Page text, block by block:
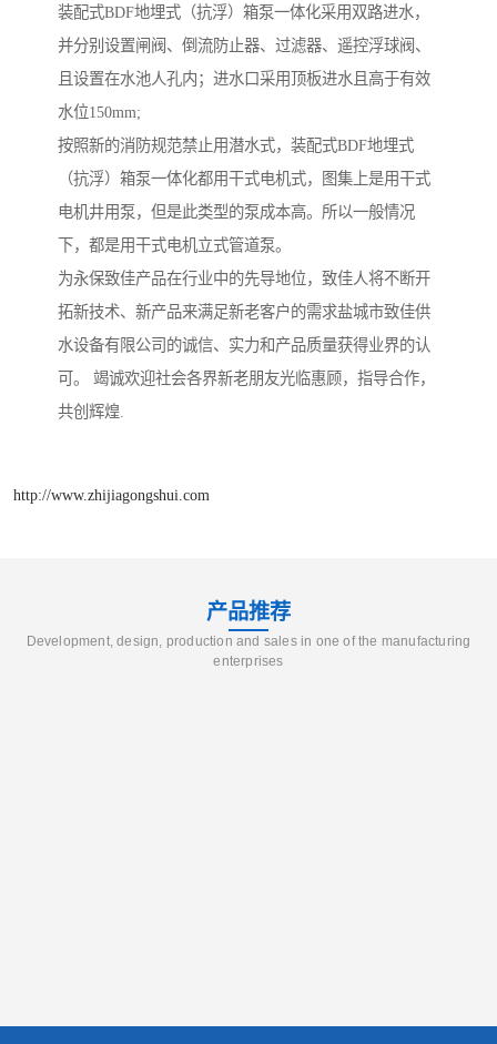
装配式BDF地埋式（抗浮）箱泵一体化采用双路进水，
并分别设置闸阀、倒流防止器、过滤器、遥控浮球阀、
且设置在水池人孔内；进水口采用顶板进水且高于有效
水位150mm;
按照新的消防规范禁止用潜水式，装配式BDF地埋式
（抗浮）箱泵一体化都用干式电机式，图集上是用干式
电机井用泵，但是此类型的泵成本高。所以一般情况
下，都是用干式电机立式管道泵。
为永保致佳产品在行业中的先导地位，致佳人将不断开
拓新技术、新产品来满足新老客户的需求盐城市致佳供
水设备有限公司的诚信、实力和产品质量获得业界的认
可。 竭诚欢迎社会各界新老朋友光临惠顾，指导合作，
共创辉煌.
http://www.zhijiagongshui.com
产品推荐
Development, design, production and sales in one of the manufacturing
enterprises